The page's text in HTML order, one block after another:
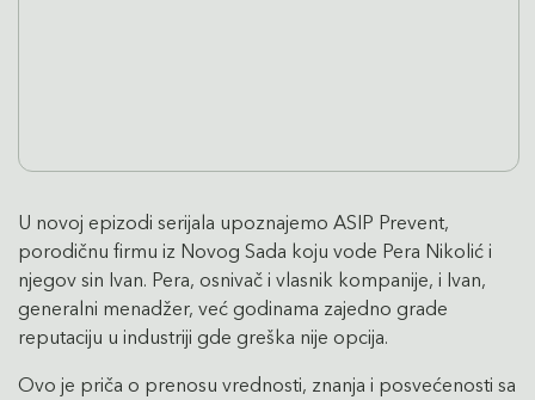
U novoj epizodi serijala upoznajemo ASIP Prevent,
porodičnu firmu iz Novog Sada koju vode Pera Nikolić i
njegov sin Ivan. Pera, osnivač i vlasnik kompanije, i Ivan,
generalni menadžer, već godinama zajedno grade
reputaciju u industriji gde greška nije opcija.
Ovo je priča o prenosu vrednosti, znanja i posvećenosti sa